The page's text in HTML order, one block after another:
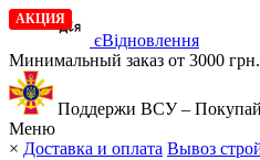
єВідновлення
Минимальный заказ от 3000 грн.
Поддержи ВСУ –
Меню
× Доставка и оплата Вывоз
АКЦИЯ
АКЦИЯ